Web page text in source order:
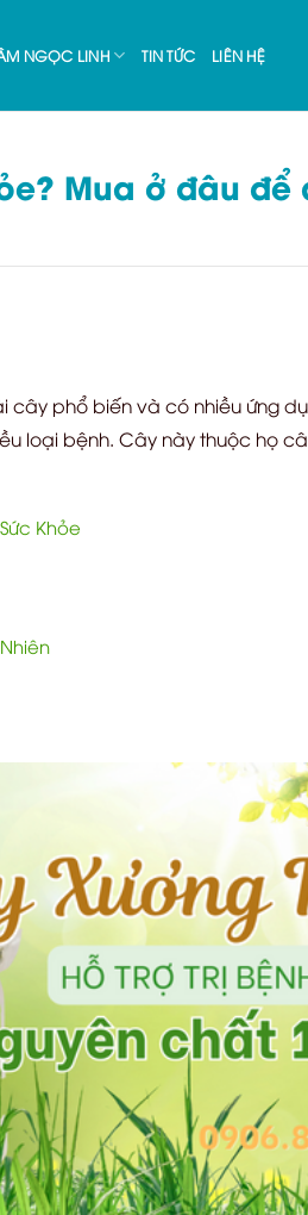
NGỌC LINH TIN TỨC LIÊN HỆ
Mua ở đâu
cây phổ biến và có nhiều ứng
loại bệnh. Cây này thuộc họ
Khỏe